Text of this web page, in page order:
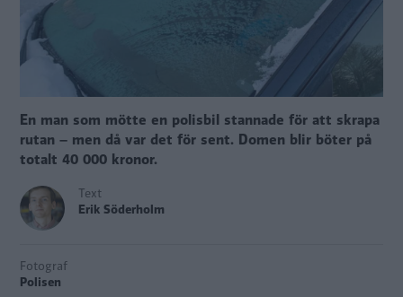
En man som mötte en polisbil stannade för att skrapa
rutan – men då var det för sent. Domen blir böter på
totalt 40 000 kronor.
Text
Erik Söderholm
Fotograf
Polisen